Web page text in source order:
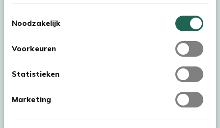
Noodzakelijk
Voorkeuren
Statistieken
Marketing